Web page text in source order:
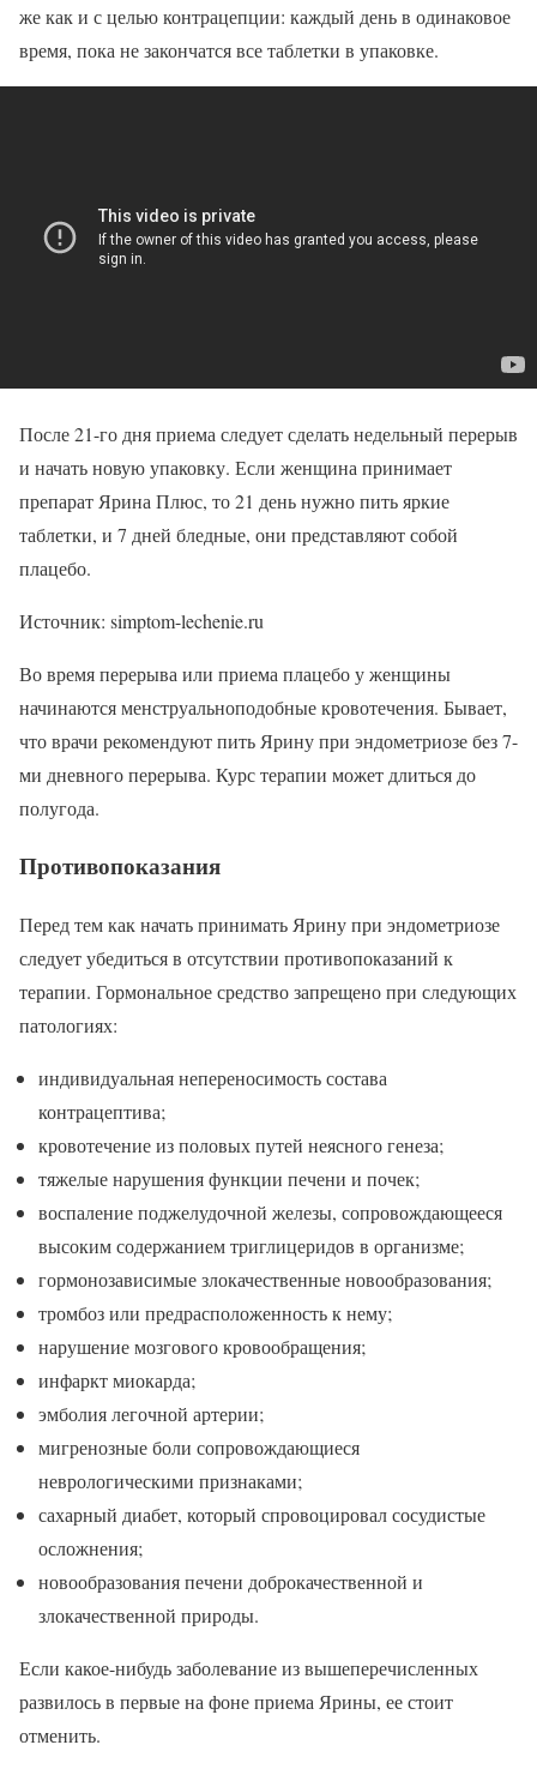
же как и с целью контрацепции: каждый день в одинаковое
время, пока не закончатся все таблетки в упаковке.
После 21-го дня приема следует сделать недельный перерыв
и начать новую упаковку. Если женщина принимает
препарат Ярина Плюс, то 21 день нужно пить яркие
таблетки, и 7 дней бледные, они представляют собой
плацебо.
Источник: simptom-lechenie.ru
Во время перерыва или приема плацебо у женщины
начинаются менструальноподобные кровотечения. Бывает,
что врачи рекомендуют пить Ярину при эндометриозе без 7-
ми дневного перерыва. Курс терапии может длиться до
полугода.
Противопоказания
Перед тем как начать принимать Ярину при эндометриозе
следует убедиться в отсутствии противопоказаний к
терапии. Гормональное средство запрещено при следующих
патологиях:
индивидуальная непереносимость состава
контрацептива;
кровотечение из половых путей неясного генеза;
тяжелые нарушения функции печени и почек;
воспаление поджелудочной железы, сопровождающееся
высоким содержанием триглицеридов в организме;
гормонозависимые злокачественные новообразования;
тромбоз или предрасположенность к нему;
нарушение мозгового кровообращения;
инфаркт миокарда;
эмболия легочной артерии;
мигренозные боли сопровождающиеся
неврологическими признаками;
сахарный диабет, который спровоцировал сосудистые
осложнения;
новообразования печени доброкачественной и
злокачественной природы.
Если какое-нибудь заболевание из вышеперечисленных
развилось в первые на фоне приема Ярины, ее стоит
отменить.